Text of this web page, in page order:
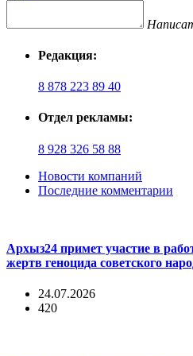
Редакция:
8 878 223 89 40
Отдел рекламы:
8 928 326 58 88
Новости компаний
Последние комментарии
Архыз24 примет участие в
жертв геноцида советского
24.07.2026
420